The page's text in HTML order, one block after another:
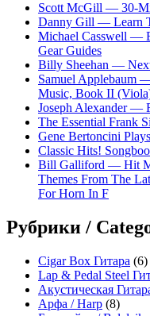
Scott McGill — 30-
Danny Gill — Learn
Michael Casswell —
Gear Guides
Billy Sheehan —
Samuel Applebaum
Music, Book II
Joseph Alexander —
The Essential Frank
Gene Bertoncini
Classic Hits!
Bill Galliford — Hit
Themes From The
For Horn In F
Рубрики /
Cigar Box Гитара (6)
Lap & Pedal Steel
Акустическая
Арфа / Harp (8)